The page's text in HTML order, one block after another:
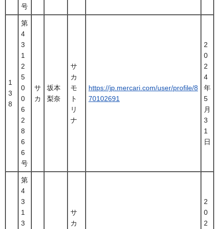
号
1
3
8
第
4
3
1
2
5
0
0
6
2
8
6
6
号
サ
カ
坂本
梨奈
サ
カ
モ
ト
リ
ナ
https://jp.mercari.com/user/profile/8
70102691
2
0
2
4
年
5
月
3
1
日
第
4
3
1
3
サ
カ
2
0
2